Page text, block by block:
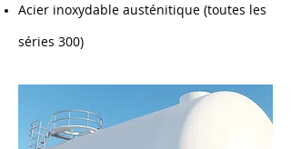
Acier inoxydable austénitique (toutes les
séries 300)